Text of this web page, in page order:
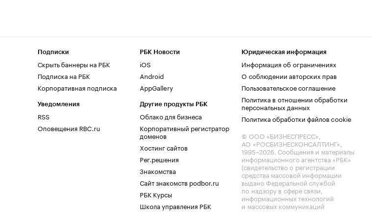
Подписки
Скрыть баннеры на РБК
Подписка на РБК
Корпоративная подписка
Уведомления
RSS
Оповещения RBC.ru
РБК Новости
iOS
Android
AppGallery
Другие продукты РБК
Облако для бизнеса
Корпоративный регистратор
доменов
Хостинг сайтов
Рег.решения
Знакомства
Сайт знакомств podbor.ru
РБК Курсы
Школа управления РБК
Юридическая информация
Информация об ограничениях
О соблюдении авторских прав
Пользовательское соглашение
Политика в отношении обработки
персональных данных
Политика обработки файлов cookie
© ООО «БИЗНЕСПРЕСС»,
АО «РОСБИЗНЕСКОНСАЛТИНГ»,
1995–2026. Сообщения и материалы
информационного агентства «РБК»
(свидетельство о регистрации
средства массовой информации
выдано Федеральной службой
по надзору в сфере связи,
информационных технологий
и массовых коммуникаций